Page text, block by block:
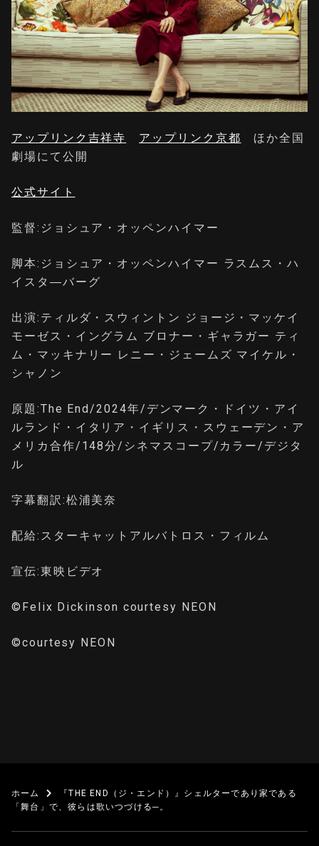
アップリンク吉祥寺 アップリンク京都 ほか全国
劇場にて公開
公式サイト
監督:ジョシュア・オッペンハイマー
脚本:ジョシュア・オッペンハイマー ラスムス・ハ
イスタ―バーグ
出演:ティルダ・スウィントン ジョージ・マッケイ
モーゼス・イングラム ブロナー・ギャラガー ティ
ム・マッキナリー レニー・ジェームズ マイケル・
シャノン
原題:The End/2024年/デンマーク・ドイツ・アイ
ルランド・イタリア・イギリス・スウェーデン・ア
メリカ合作/148分/シネマスコープ/カラー/デジタ
ル
字幕翻訳:松浦美奈
配給:スターキャットアルバトロス・フィルム
宣伝:東映ビデオ
©Felix Dickinson courtesy NEON
©courtesy NEON
ホーム
『THE END（ジ・エンド）』シェルターであり家である
「舞台」で、彼らは歌いつづける─。